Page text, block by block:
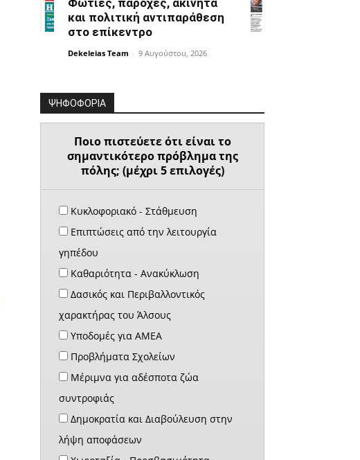
Φωτιές, παροχές, ακίνητα
και πολιτική αντιπαράθεση
στο επίκεντρο
Dekeleias Team - 9 Αυγούστου, 2026
ΨΗΦΟΦΟΡΙΑ
Ποιο πιστεύετε ότι είναι το
σημαντικότερο πρόβλημα της
πόλης; (μέχρι 5 επιλογές)
Κυκλοφοριακό - Στάθμευση
Επιπτώσεις από την λειτουργία
γηπέδου
Καθαριότητα - Ανακύκλωση
Δασικός και Περιβαλλοντικός
χαρακτήρας του Άλσους
Υποδομές για ΑΜΕΑ
Προβλήματα Σχολείων
Μέριμνα για αδέσποτα ζώα
συντροφιάς
Δημοκρατία και Διαβούλευση στην
λήψη αποφάσεων